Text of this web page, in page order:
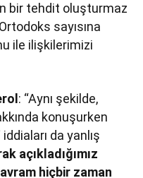
bir tehdit oluşturmaz
sayısına
ile ilişkilerimizi
: “Aynı şekilde,
konuşurken
iddiaları da yanlış
açıkladığımız
hiçbir zaman